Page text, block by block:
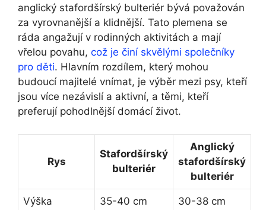
anglický stafordšírský bulteriér bývá považován
za vyrovnanější a klidnější. Tato plemena se
ráda angažují v rodinných aktivitách a mají
vřelou povahu, což je činí skvělými společníky
pro děti. Hlavním rozdílem, který mohou
budoucí majitelé vnímat, je výběr mezi psy, kteří
jsou více nezávislí a aktivní, a těmi, kteří
preferují pohodlnější domácí život.
Rys
Stafordšírský
bulteriér
Anglický
stafordšírský
bulteriér
Výška 35-40 cm 30-38 cm